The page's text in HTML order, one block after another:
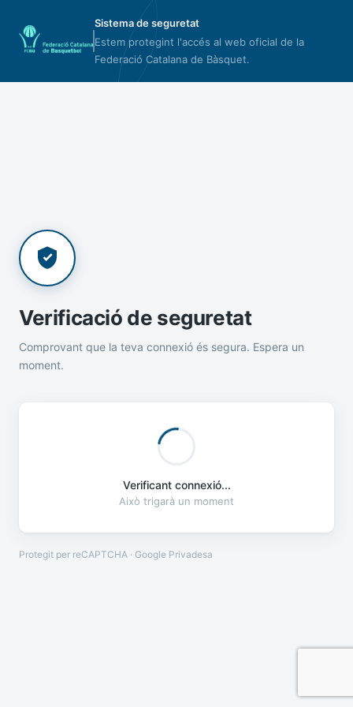
Sistema de seguretat
Estem protegint l'accés al web oficial de la
Federació Catalana de Bàsquet.
Verificació de seguretat
Comprovant que la teva connexió és segura. Espera un
moment.
Verificant connexió...
Això trigarà un moment
Protegit per reCAPTCHA · Google Privadesa